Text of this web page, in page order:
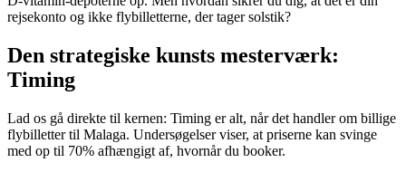
rejsekonto og ikke flybilletterne, der tager solstik?
Den strategiske kunsts mesterværk:
Timing
Lad os gå direkte til kernen: Timing er alt, når det handler om billige
flybilletter til Malaga. Undersøgelser viser, at priserne kan svinge
med op til 70% afhængigt af, hvornår du booker.